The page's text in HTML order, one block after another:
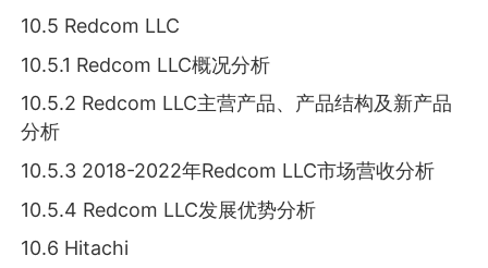
10.5 Redcom LLC
10.5.1 Redcom LLC概况分析
10.5.2 Redcom LLC主营产品、产品结构及新产品
分析
10.5.3 2018-2022年Redcom LLC市场营收分析
10.5.4 Redcom LLC发展优势分析
10.6 Hitachi